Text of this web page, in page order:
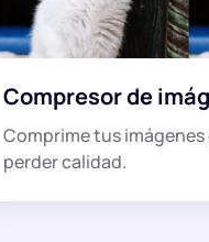
Compresor de
Comprime tus
perder calidad.